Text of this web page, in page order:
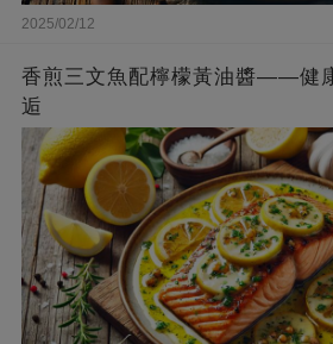
2025/02/12
香煎三文魚配檸檬黃油醬——健
逅